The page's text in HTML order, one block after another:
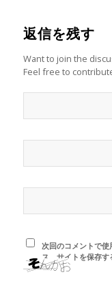
返信を残す
Want to join the
Feel free to
次回のコメントで
ス、サイトを保存す